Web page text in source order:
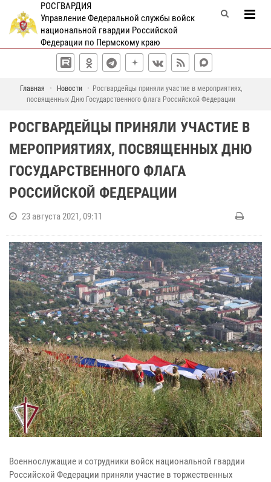
РОСГВАРДИЯ
Управление Федеральной службы войск
национальной гвардии Российской
Федерации по Пермскому краю
Главная Новости
Росгвардейцы приняли участие в мероприятиях,
посвященных Дню Государственного флага Российской Федерации
РОСГВАРДЕЙЦЫ ПРИНЯЛИ УЧАСТИЕ В
МЕРОПРИЯТИЯХ, ПОСВЯЩЕННЫХ ДНЮ
ГОСУДАРСТВЕННОГО ФЛАГА
РОССИЙСКОЙ ФЕДЕРАЦИИ
23 августа 2021, 09:11
Военнослужащие и сотрудники войск национальной гвардии
Российской Федерации приняли участие в торжественных